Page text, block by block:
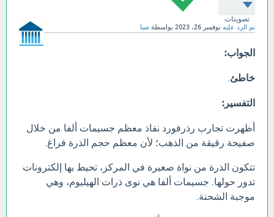
تصويتات
تم الرد عليه نوفمبر 26، 2023 بواسطة صبا
الجواب:
خاطئ
التفسير:
أظهرت تجارب رذرفورد نفاذ معظم جسيمات ألفا من خلال
صفيحة رقيقة من الذهب؛ لأن معظم حجم الذرة فراغ.
تتكون الذرة من نواة صغيرة في المركز، تحيط بها إلكترونات
تدور حولها. جسيمات ألفا هي نوى ذرات الهيليوم، وهي
موجبة الشحنة.